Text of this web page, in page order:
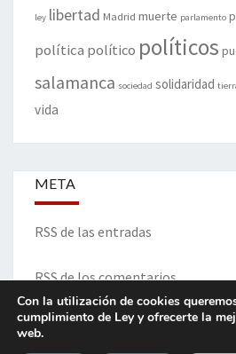
ley libertad Madrid muerte parlamento
política político políticos
salamanca sociedad solidaridad
vida
META
RSS de las entradas
RSS de los comentarios
Con la utilización de cookies
cumplimiento de Ley y ofrecerte la
web.